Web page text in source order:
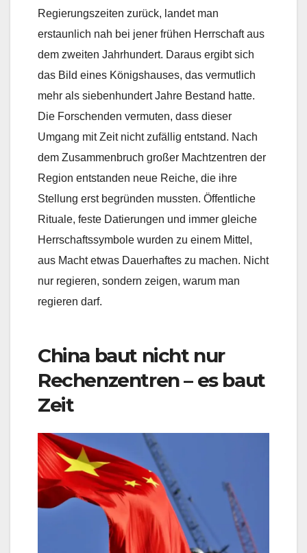
Regierungszeiten zurück, landet man
erstaunlich nah bei jener frühen Herrschaft aus
dem zweiten Jahrhundert. Daraus ergibt sich
das Bild eines Königshauses, das vermutlich
mehr als siebenhundert Jahre Bestand hatte.
Die Forschenden vermuten, dass dieser
Umgang mit Zeit nicht zufällig entstand. Nach
dem Zusammenbruch großer Machtzentren der
Region entstanden neue Reiche, die ihre
Stellung erst begründen mussten. Öffentliche
Rituale, feste Datierungen und immer gleiche
Herrschaftssymbole wurden zu einem Mittel,
aus Macht etwas Dauerhaftes zu machen. Nicht
nur regieren, sondern zeigen, warum man
regieren darf.
China baut nicht nur
Rechenzentren – es baut
Zeit